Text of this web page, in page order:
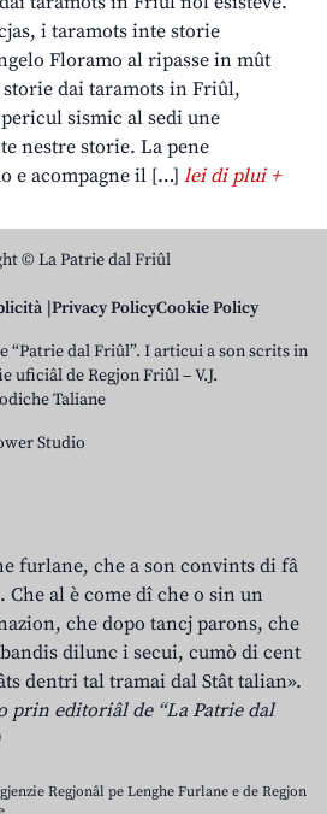
i taramots inte storie
Floramo al ripasse in mût
dai taramots in Friûl,
sismic al sedi une
nestre storie. La pene
e acompagne il […] lei di plui +
© La Patrie dal Friûl
Privacy PolicyCookie Policy
“Patrie dal Friûl”. I articui a son scrits in
uficiâl de Regjon Friûl – V.J.
Taliane
Studio
furlane, che a son convints di fâ
al è come dî che o sin un
che dopo tancj parons, che
dilunc i secui, cumò di cent
dentri tal tramai dal Stât talian».
prin editoriâl de “La Patrie dal
Regjonâl pe Lenghe Furlane e de Regjon